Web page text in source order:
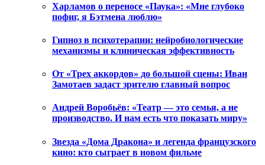
Харламов о переносе «Паука»: «Мне глубоко
пофиг, я Бэтмена люблю»
Гипноз в психотерапии: нейробиологические
механизмы и клиническая эффективность
От «Трех аккордов» до большой сцены: Иван
Замотаев задаст зрителю главный вопрос
Андрей Воробьёв: «Театр — это семья, а не
производство. И нам есть что показать миру»
Звезда «Дома Дракона» и легенда французского
кино: кто сыграет в новом фильме